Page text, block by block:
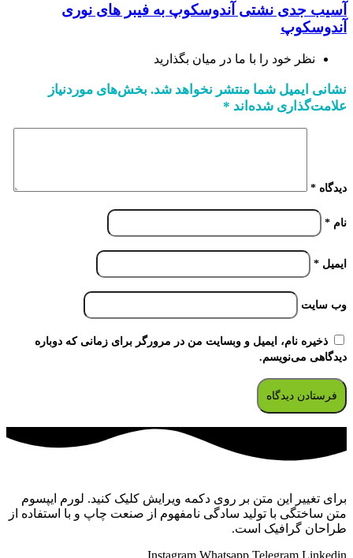
آسیب جدی نشتی آندوسکوپ به فیبر های نوری
آندوسکوپ
نظر خود را با ما در میان بگذارید
نشانی ایمیل شما منتشر نخواهد شد. بخش‌های موردنیاز
علامت‌گذاری شده‌اند *
دیدگاه *
نام *
ایمیل *
وب‌ سایت
ذخیره نام، ایمیل و وبسایت من در مرورگر برای زمانی که دوباره
دیدگاهی می‌نویسم.
برای تغییر این متن بر روی دکمه ویرایش کلیک کنید. لورم ایپسوم
متن ساختگی با تولید سادگی نامفهوم از صنعت چاپ و با استفاده از
طراحان گرافیک است.
Instagram Whatsapp Telegram Linkedin